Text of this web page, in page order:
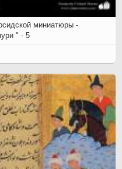
миниатюры -
" - 5